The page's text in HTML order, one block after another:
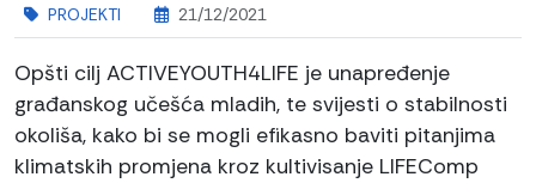
PROJEKTI 21/12/2021
Opšti cilj ACTIVEYOUTH4LIFE je unapređenje
građanskog učešća mladih, te svijesti o stabilnosti
okoliša, kako bi se mogli efikasno baviti pitanjima
klimatskih promjena kroz kultivisanje LIFEComp